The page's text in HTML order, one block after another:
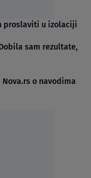
proslaviti u izolaciji
sam rezultate,
Nova.rs o navodima